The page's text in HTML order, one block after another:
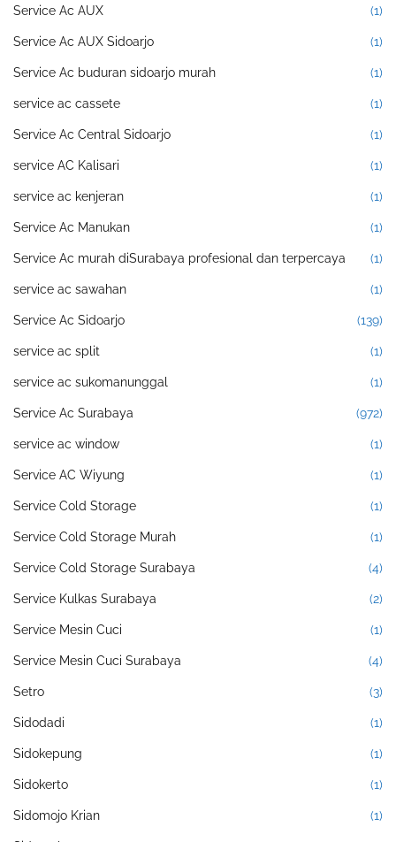
Service Ac AUX (1)
Service Ac AUX Sidoarjo (1)
Service Ac buduran sidoarjo murah (1)
service ac cassete (1)
Service Ac Central Sidoarjo (1)
service AC Kalisari (1)
service ac kenjeran (1)
Service Ac Manukan (1)
Service Ac murah diSurabaya profesional dan terpercaya (1)
service ac sawahan (1)
Service Ac Sidoarjo (139)
service ac split (1)
service ac sukomanunggal (1)
Service Ac Surabaya (972)
service ac window (1)
Service AC Wiyung (1)
Service Cold Storage (1)
Service Cold Storage Murah (1)
Service Cold Storage Surabaya (4)
Service Kulkas Surabaya (2)
Service Mesin Cuci (1)
Service Mesin Cuci Surabaya (4)
Setro (3)
Sidodadi (1)
Sidokepung (1)
Sidokerto (1)
Sidomojo Krian (1)